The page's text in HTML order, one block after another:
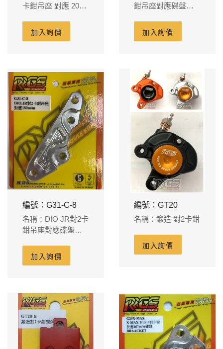
卡鉗吊座 對應 200
加入詢價
鉗吊座對應碟盤
種:DIO JR
加入詢價
編號：G31-C-8
名稱：DIO JR對2卡
鉗吊座對應碟盤
種:DIO JR
加入詢價
編號：GT20
名稱：鍛造 對2卡鉗
加入詢價